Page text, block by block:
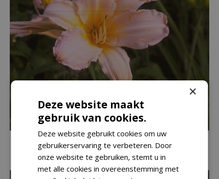
Hemerocallis 'Dainty Pink'
×
Deze website maakt
gebruik van cookies.
Deze website gebruikt cookies om uw
gebruikerservaring te verbeteren. Door
onze website te gebruiken, stemt u in
met alle cookies in overeenstemming met